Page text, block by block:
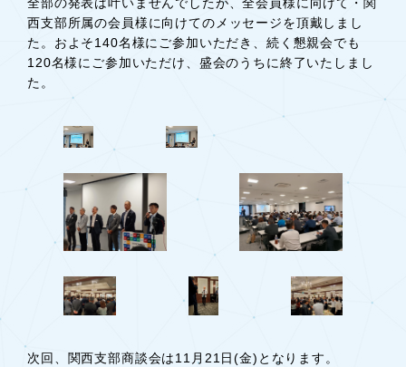
全部の発表は叶いませんでしたが、全会員様に向けて・関
西支部所属の会員様に向けてのメッセージを頂戴しまし
た。およそ140名様にご参加いただき、続く懇親会でも
120名様にご参加いただけ、盛会のうちに終了いたしまし
た。
次回、関西支部商談会は11月21日(金)となります。